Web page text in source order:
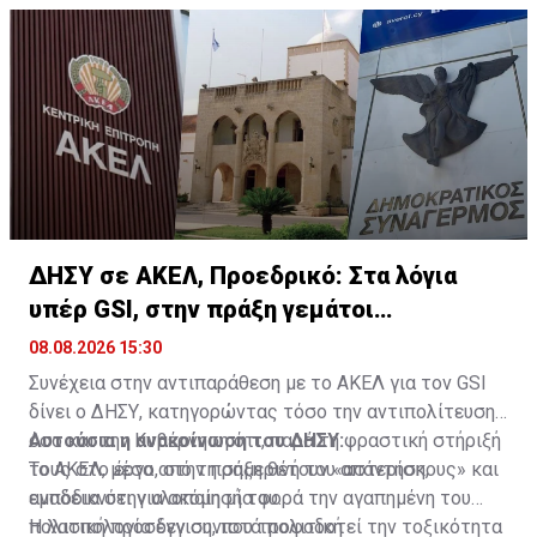
ΔΗΣΥ σε ΑΚΕΛ, Προεδρικό: Στα λόγια
υπέρ GSI, στην πράξη γεμάτοι
«αστερίσκους»
08.08.2026 15:30
Συνέχεια στην αντιπαράθεση με το ΑΚΕΛ για τον GSI
δίνει ο ΔΗΣΥ, κατηγορώντας τόσο την αντιπολίτευση
όσο και την Κυβέρνηση ότι, παρά τη φραστική στήριξή
τους στο έργο, στην πράξη θέτουν «αστερίσκους» και
εμπόδια στην υλοποίησή του.
Αυτούσια η ανακοίνωση του ΔΗΣΥ:
Το ΑΚΕΛ, μέσα από τη σημερινή του απάντηση,
αναδεικνύει για ακόμη μία φορά την αγαπημένη του
πολιτική προσέγγιση, που τροφοδοτεί την τοξικότητα
Η λασπολογία δεν συνιστά πολιτική